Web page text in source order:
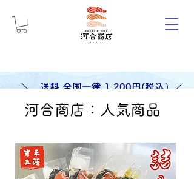
＼ 送料 全国一律 1,200円(税込）／
河合商店：人気商品